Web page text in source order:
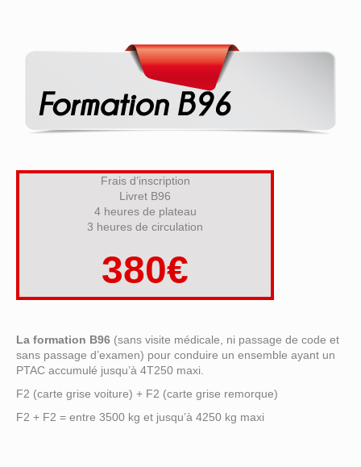
Frais d’inscription
Livret B96
4 heures de plateau
3 heures de circulation
380€
La formation B96 (sans visite médicale, ni passage de code et
sans passage d’examen) pour conduire un ensemble ayant un
PTAC accumulé jusqu’à 4T250 maxi.
F2 (carte grise voiture) + F2 (carte grise remorque)
F2 + F2 = entre 3500 kg et jusqu’à 4250 kg maxi